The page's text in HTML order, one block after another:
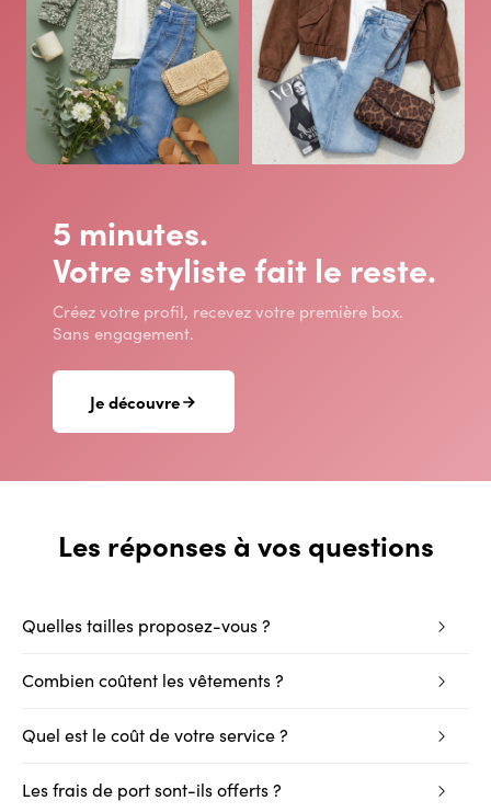
5 minutes.
Votre styliste fait le reste.
Créez votre profil, recevez votre première box.
Sans engagement.
Je découvre
Les réponses à vos questions
Quelles tailles proposez-vous ?
Combien coûtent les vêtements ?
Quel est le coût de votre service ?
Les frais de port sont-ils offerts ?